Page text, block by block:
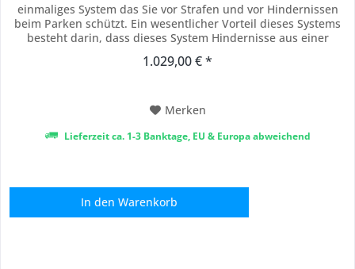
einmaliges System das Sie vor Strafen und vor Hindernissen
beim Parken schützt. Ein wesentlicher Vorteil dieses Systems
besteht darin, dass dieses System Hindernisse aus einer
und damit dem Fahrer zuverlässig und gefahrlos beim Parken
1.029,00 € *
Merken
Lieferzeit ca. 1-3 Banktage, EU & Europa abweichend
In den Warenkorb